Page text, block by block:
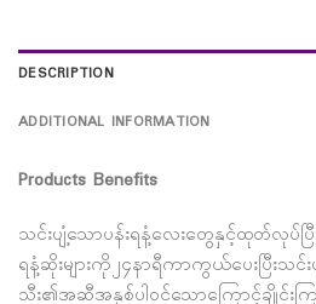
DESCRIPTION
ADDITIONAL INFORMATION
Products Benefits
သင်းပျံ့သောပန်းရနံ့လေးတွေနှင့်ထုတ်လုပ်ပြီး
ရနံ့ဆိုးများကို၂၄နာရီကာကွယ်ပေးပြီးသ
သီး၏အဆီအနှစ်ပါဝင်သောကြောင့်ချိုင်း